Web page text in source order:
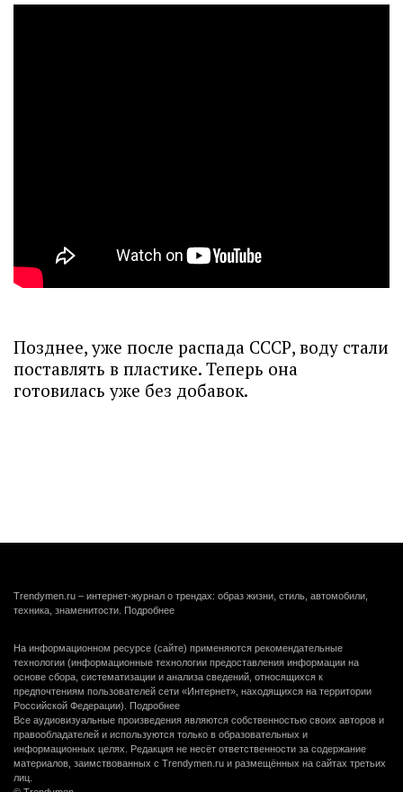
Позднее, уже после распада СССР, воду стали
поставлять в пластике. Теперь она
готовилась уже без добавок.
Trendymen.ru – интернет-журнал о трендах: образ жизни, стиль, автомобили,
техника, знаменитости. Подробнее
На информационном ресурсе (сайте) применяются рекомендательные
технологии (информационные технологии предоставления информации на
основе сбора, систематизации и анализа сведений, относящихся к
предпочтениям пользователей сети «Интернет», находящихся на территории
Российской Федерации). Подробнее
Все аудиовизуальные произведения являются собственностью своих авторов и
правообладателей и используются только в образовательных и
информационных целях. Редакция не несёт ответственности за содержание
материалов, заимствованных с Trendymen.ru и размещённых на сайтах третьих
лиц.